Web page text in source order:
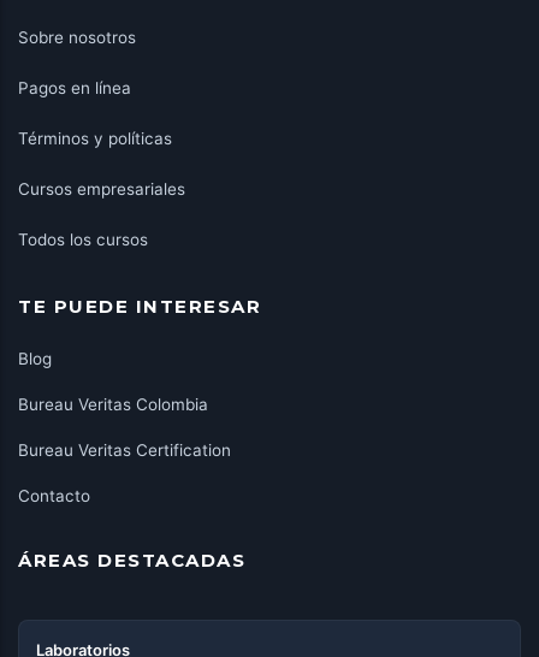
Sobre nosotros
Pagos en línea
Términos y políticas
Cursos empresariales
Todos los cursos
TE PUEDE INTERESAR
Blog
Bureau Veritas Colombia
Bureau Veritas Certification
Contacto
ÁREAS DESTACADAS
Laboratorios